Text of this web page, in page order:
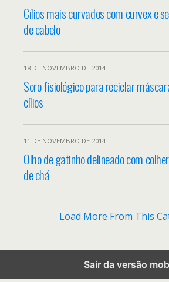
Cílios mais curvados com curvex e
de cabelo
18 DE NOVEMBRO DE 2014
Soro fisiológico para reciclar
cílios
11 DE NOVEMBRO DE 2014
Olho de gatinho delineado com
de chá
Load More From This
Sair da versão
Back to top